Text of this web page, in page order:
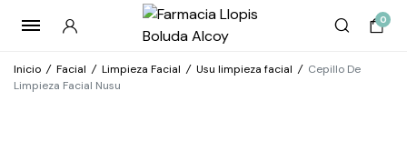
0
Inicio / Facial / Limpieza Facial / Usu limpieza facial / Cepillo De
Limpieza Facial Nusu